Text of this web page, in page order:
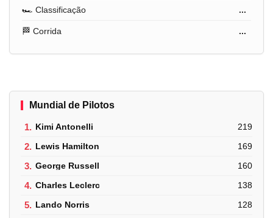
🏎️ Classificação ...
🏁 Corrida ...
Mundial de Pilotos
1. Kimi Antonelli 219
2. Lewis Hamilton 169
3. George Russell 160
4. Charles Leclerc 138
5. Lando Norris 128